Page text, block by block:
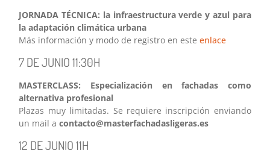
JORNADA TÉCNICA: la infraestructura verde y azul para
la adaptación climática urbana
Más información y modo de registro en esteenlace
7 DE JUNIO 11:30H
MASTERCLASS: Especialización en fachadas como
alternativa profesional
Plazas muy limitadas. Se requiere inscripción enviando
un mail acontacto@masterfachadasligeras.es
12 DE JUNIO 11H